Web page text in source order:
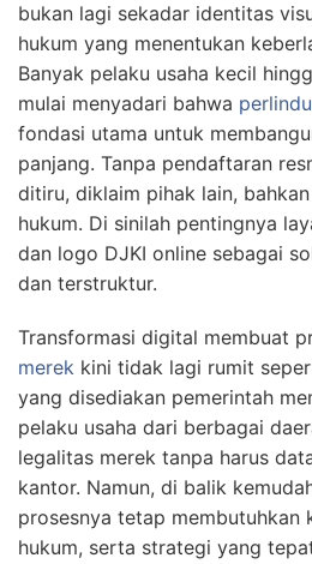
bukan lagi sekadar identitas
hukum yang menentukan
Banyak pelaku usaha kecil
mulai menyadari bahwa
fondasi utama untuk
panjang. Tanpa pendaftaran
ditiru, diklaim pihak lain,
hukum. Di sinilah pentingnya
dan logo DJKI online sebagai
dan terstruktur.
Transformasi digital membuat
merek kini tidak lagi rumit
yang disediakan pemerintah
pelaku usaha dari berbagai
legalitas merek tanpa harus
kantor. Namun, di balik
prosesnya tetap membutuhkan
hukum, serta strategi yang